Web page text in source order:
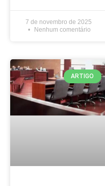
7 de novembro de 2025
Nenhum comentário
ARTIGO